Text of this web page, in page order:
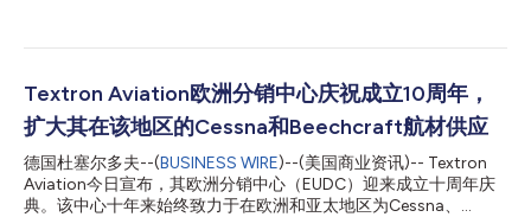
II教练机及飞行员教员与机务维护人员的培训资料。首批两架飞机
6 Texan II由Textron Aviation Defense LLC（Textron Aviation Inc.
全资子公司）设计制造。 Textron Aviation Defense总裁兼首席执
行官Travis Tyler表示，“这份合同标志着日本向加强下一代飞行员
培训能力迈出关键一步。我们很荣幸能为日本航空自卫队提供支
持，这套久经考验、具备互通性的训练系统已获得全球多国空军信
赖，并将根据日本未来数十年的任务需求进行...
Textron Aviation欧洲分销中心庆祝成立10周年，
扩大其在该地区的Cessna和Beechcraft航材供应
德国杜塞尔多夫--(BUSINESS WIRE)--(美国商业资讯)-- Textron
Aviation今日宣布，其欧洲分销中心（EUDC）迎来成立十周年庆
典。该中心十年来始终致力于在欧洲和亚太地区为Cessna、